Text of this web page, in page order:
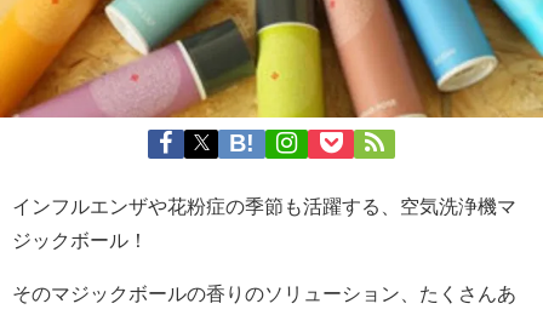
インフルエンザや花粉症の季節も活躍する、空気洗浄機マ
ジックボール！
そのマジックボールの香りのソリューション、たくさんあ